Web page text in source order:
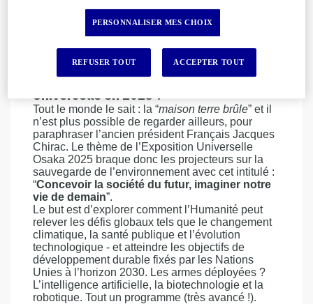
l’environnement.
Quel est le thème de l’Exposition
Universelle en 2025 ?
Tout le monde le sait : la “maison terre brûle” et il
n’est plus possible de regarder ailleurs, pour
paraphraser l’ancien président Français Jacques
Chirac. Le thème de l’Exposition Universelle
Osaka 2025 braque donc les projecteurs sur la
sauvegarde de l’environnement avec cet intitulé :
“Concevoir la société du futur, imaginer notre
vie de demain”.
Le but est d’explorer comment l’Humanité peut
relever les défis globaux tels que le changement
climatique, la santé publique et l’évolution
technologique - et atteindre les objectifs de
développement durable fixés par les Nations
Unies à l’horizon 2030. Les armes déployées ?
L’intelligence artificielle, la biotechnologie et la
robotique. Tout un programme (très avancé !).
PERSONNALISER MES CHOIX
REFUSER TOUT ACCEPTER TOUT